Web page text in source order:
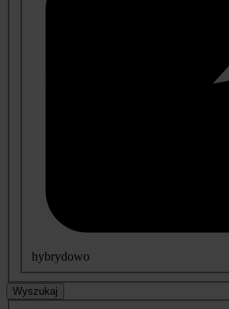
hybrydowo
Wyszukaj